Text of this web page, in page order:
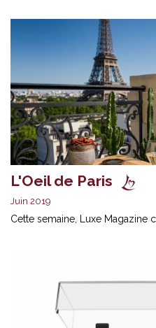
L'Oeil de Paris
Juin 2019
Cette semaine, Luxe Magazine